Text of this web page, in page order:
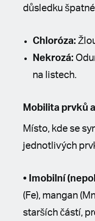
důsledku
Chloróza:
Nekrozá:
na listech.
Mobilita prvků
Místo, kde se
jednotlivých
• Imobilní
(Fe), mangan
starších částí,